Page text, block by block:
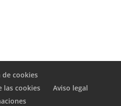
de cookies
las cookies
Aviso legal